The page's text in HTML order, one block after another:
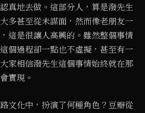
真地去做。這部分人，算是潑先生
多甚至從未謀面，然而像老朋友一
這是很讓人高興的。雖然整個事情
個過程卻一點也不虛擬，甚至有一
家相信潑先生這個事情始終就在那
實現。
文化中，扮演了何種角色？豆瓣從